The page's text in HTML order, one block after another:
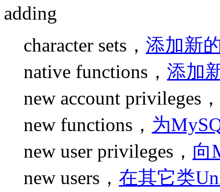
adding
character sets， 添加新
native functions， 添加
new account privileges，
new functions， 为
new user privileges， 向
new users， 在其它类